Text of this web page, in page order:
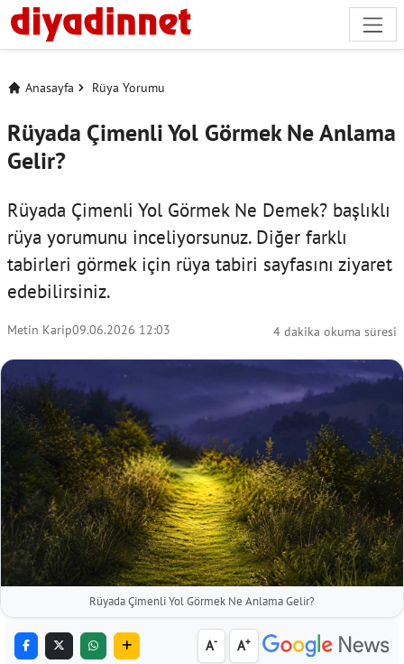
Anasayfa Rüya Yorumu
Rüyada Çimenli Yol Görmek Ne Anlama
Gelir?
Rüyada Çimenli Yol Görmek Ne Demek? başlıklı
rüya yorumunu inceliyorsunuz. Diğer farklı
tabirleri görmek için rüya tabiri sayfasını ziyaret
edebilirsiniz.
Metin Karip09.06.2026 12:03 4 dakika okuma süresi
Rüyada Çimenli Yol Görmek Ne Anlama Gelir?
A- A+